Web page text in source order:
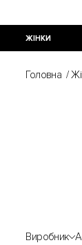
ЖІНКИ
Головна /
Виробник